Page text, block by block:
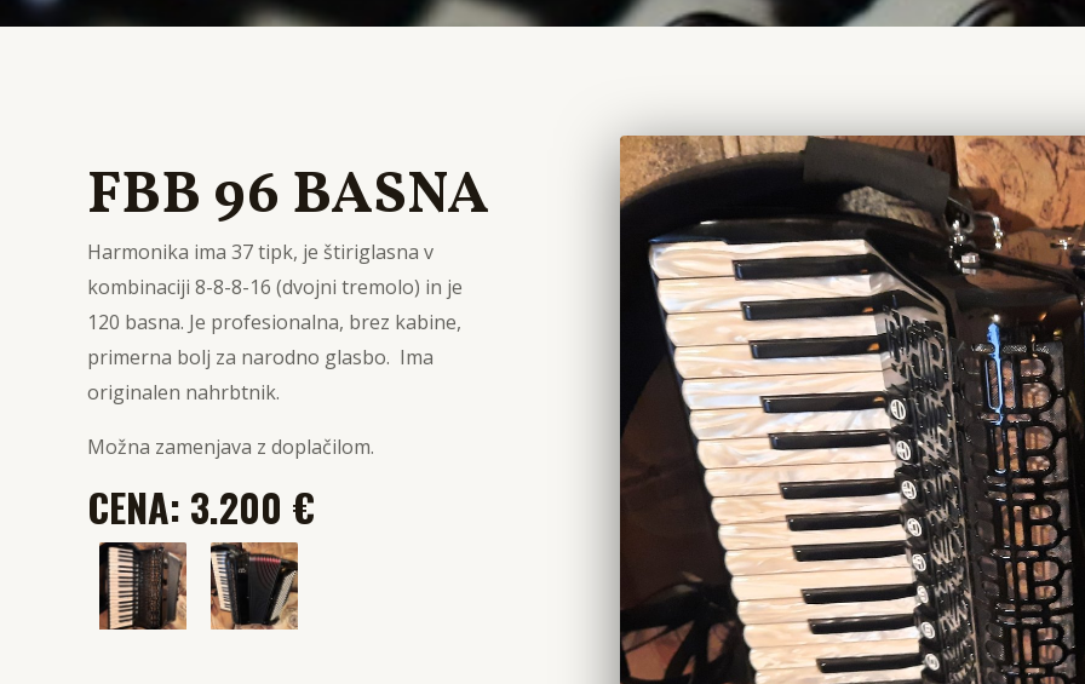
FBB 96 BASNA
Harmonika ima 37 tipk, je štiriglasna v
kombinaciji 8-8-8-16 (dvojni tremolo) in je
120 basna. Je profesionalna, brez kabine,
primerna bolj za narodno glasbo. Ima
originalen nahrbtnik.
Možna zamenjava z doplačilom.
CENA: 3.200 €